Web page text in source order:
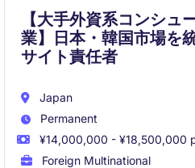
【大手外資系コンシュ
業】日本・韓国市場を
サイト責任者
Japan
Permanent
¥14,000,000 - ¥18,500,000
Foreign Multinational